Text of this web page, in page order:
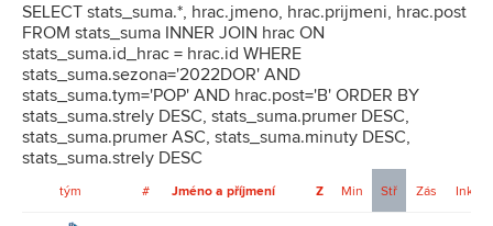
SELECT stats_suma.*, hrac.jmeno, hrac.prijmeni, hrac.post
FROM stats_suma INNER JOIN hrac ON
stats_suma.id_hrac = hrac.id WHERE
stats_suma.sezona='2022DOR' AND
stats_suma.tym='POP' AND hrac.post='B' ORDER BY
stats_suma.strely DESC, stats_suma.prumer DESC,
stats_suma.prumer ASC, stats_suma.minuty DESC,
stats_suma.strely DESC
tým # Jméno a příjmení Z Min Stř Zás Ink